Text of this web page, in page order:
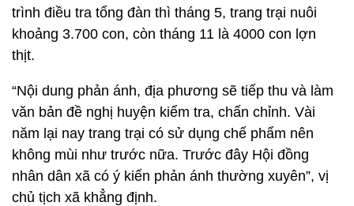
trình điều tra tổng đàn thì tháng 5, trang trại nuôi
khoảng 3.700 con, còn tháng 11 là 4000 con lợn
thịt.
“Nội dung phản ánh, địa phương sẽ tiếp thu và làm
văn bản đề nghị huyện kiểm tra, chấn chỉnh. Vài
năm lại nay trang trại có sử dụng chế phẩm nên
không mùi như trước nữa. Trước đây Hội đồng
nhân dân xã có ý kiến phản ánh thường xuyên”, vị
chủ tịch xã khẳng định.